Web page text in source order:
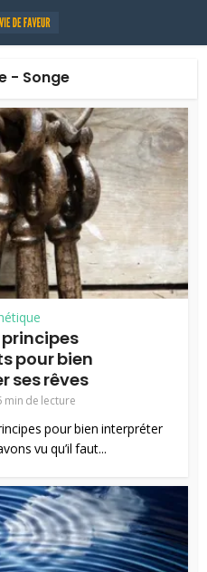
- Songe
pour bien
ses rêves
min de lecture
pour bien interpréter
vu qu’il faut...